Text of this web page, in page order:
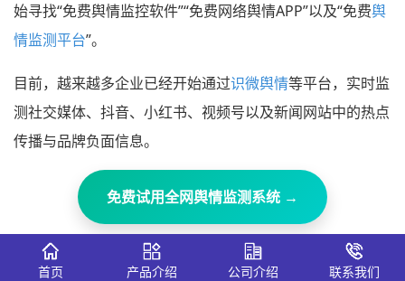
始寻找“免费舆情监控软件”“免费网络舆情APP”以及“免费舆
情监测平台”。
目前，越来越多企业已经开始通过识微舆情等平台，实时监
测社交媒体、抖音、小红书、视频号以及新闻网站中的热点
传播与品牌负面信息。
免费试用全网舆情监测系统 →
首页 产品介绍 公司介绍 联系我们